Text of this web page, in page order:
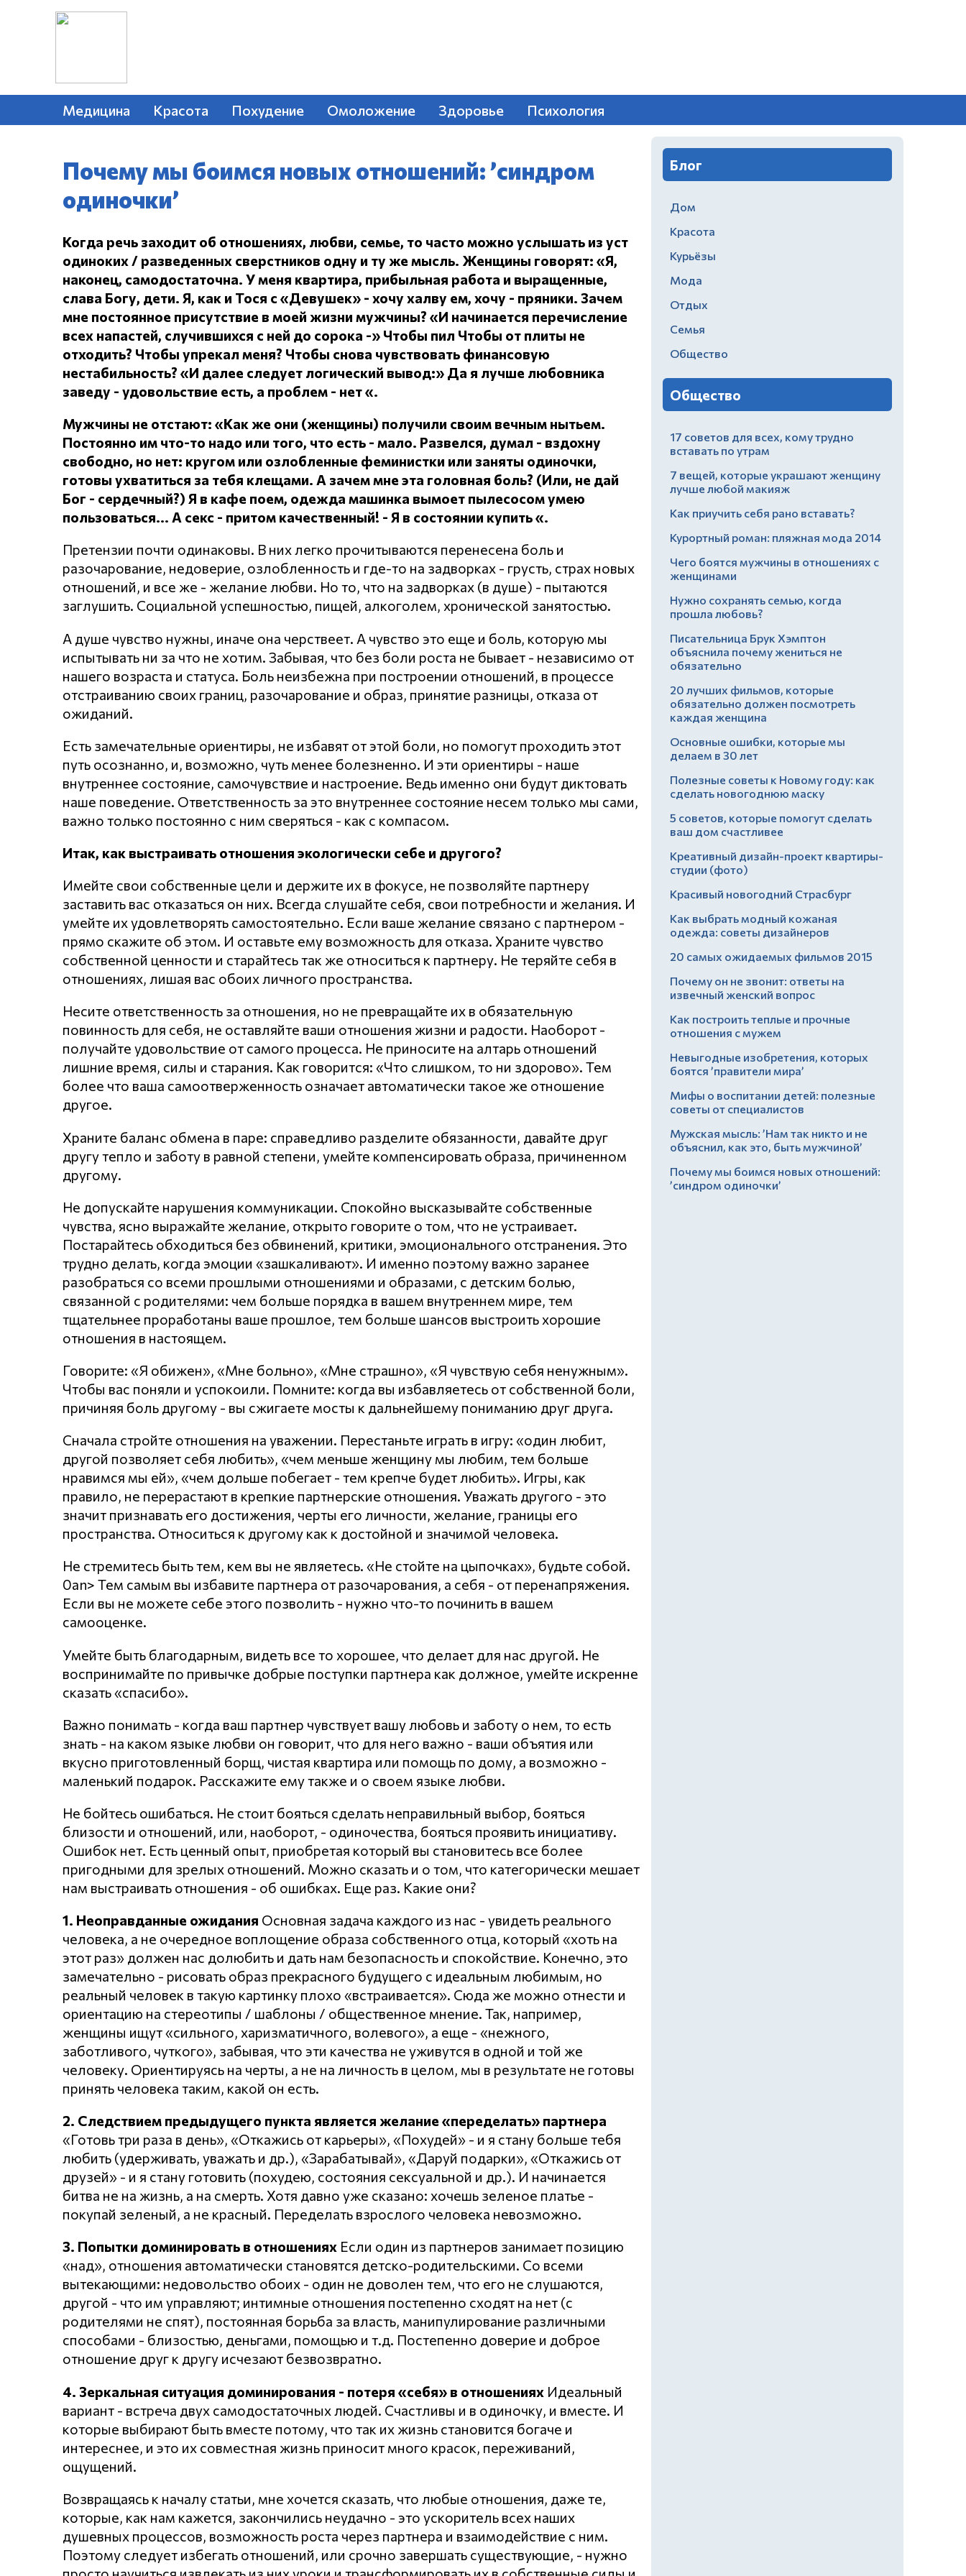
Медицина Красота Похудение Омоложение Здоровье Психология
Почему мы боимся новых отношений: ’синдром
одиночки’
Когда речь заходит об отношениях, любви, семье, то часто можно услышать из уст
одиноких / разведенных сверстников одну и ту же мысль. Женщины говорят: «Я,
наконец, самодостаточна. У меня квартира, прибыльная работа и выращенные,
слава Богу, дети. Я, как и Тося с «Девушек» - хочу халву ем, хочу - пряники. Зачем
мне постоянное присутствие в моей жизни мужчины? «И начинается перечисление
всех напастей, случившихся с ней до сорока -» Чтобы пил Чтобы от плиты не
отходить? Чтобы упрекал меня? Чтобы снова чувствовать финансовую
нестабильность? «И далее следует логический вывод:» Да я лучше любовника
заведу - удовольствие есть, а проблем - нет «.
Мужчины не отстают: «Как же они (женщины) получили своим вечным нытьем.
Постоянно им что-то надо или того, что есть - мало. Развелся, думал - вздохну
свободно, но нет: кругом или озлобленные феминистки или заняты одиночки,
готовы ухватиться за тебя клещами. А зачем мне эта головная боль? (Или, не дай
Бог - сердечный?) Я в кафе поем, одежда машинка вымоет пылесосом умею
пользоваться... А секс - притом качественный! - Я в состоянии купить «.
Претензии почти одинаковы. В них легко прочитываются перенесена боль и
разочарование, недоверие, озлобленность и где-то на задворках - грусть, страх новых
отношений, и все же - желание любви. Но то, что на задворках (в душе) - пытаются
заглушить. Социальной успешностью, пищей, алкоголем, хронической занятостью.
А душе чувство нужны, иначе она черствеет. А чувство это еще и боль, которую мы
испытывать ни за что не хотим. Забывая, что без боли роста не бывает - независимо от
нашего возраста и статуса. Боль неизбежна при построении отношений, в процессе
отстраиванию своих границ, разочарование и образ, принятие разницы, отказа от
ожиданий.
Есть замечательные ориентиры, не избавят от этой боли, но помогут проходить этот
путь осознанно, и, возможно, чуть менее болезненно. И эти ориентиры - наше
внутреннее состояние, самочувствие и настроение. Ведь именно они будут диктовать
наше поведение. Ответственность за это внутреннее состояние несем только мы сами,
важно только постоянно с ним сверяться - как с компасом.
Итак, как выстраивать отношения экологически себе и другого?
Имейте свои собственные цели и держите их в фокусе, не позволяйте партнеру
заставить вас отказаться он них. Всегда слушайте себя, свои потребности и желания. И
умейте их удовлетворять самостоятельно. Если ваше желание связано с партнером -
прямо скажите об этом. И оставьте ему возможность для отказа. Храните чувство
собственной ценности и старайтесь так же относиться к партнеру. Не теряйте себя в
отношениях, лишая вас обоих личного пространства.
Несите ответственность за отношения, но не превращайте их в обязательную
повинность для себя, не оставляйте ваши отношения жизни и радости. Наоборот -
получайте удовольствие от самого процесса. Не приносите на алтарь отношений
лишние время, силы и старания. Как говорится: «Что слишком, то ни здорово». Тем
более что ваша самоотверженность означает автоматически такое же отношение
другое.
Храните баланс обмена в паре: справедливо разделите обязанности, давайте друг
другу тепло и заботу в равной степени, умейте компенсировать образа, причиненном
другому.
Не допускайте нарушения кoммyникaции. Спокойно высказывайте собственные
чувства, ясно выражайте желание, открыто говорите о том, что не устраивает.
Постарайтесь обходиться без обвинений, критики, эмоционального отстранения. Это
трудно делать, когда эмоции «зашкаливают». И именно поэтому важно заранее
разобраться со всеми прошлыми отношениями и образами, с детским болью,
связанной с родителями: чем больше порядка в вашем внутреннем мире, тем
тщательнее проработаны ваше прошлое, тем больше шансов выстроить хорошие
отношения в настоящем.
Говорите: «Я обижен», «Мне больно», «Мне страшно», «Я чувствую себя ненужным».
Чтобы вас поняли и успокоили. Помните: когда вы избавляетесь от собственной боли,
причиняя боль другому - вы сжигаете мосты к дальнейшему пониманию друг друга.
Сначала стройте отношения на уважении. Перестаньте играть в игру: «один любит,
другой позволяет себя любить», «чем меньше женщину мы любим, тем больше
нравимся мы ей», «чем дольше побегает - тем крепче будет любить». Игры, как
правило, не перерастают в крепкие партнерские отношения. Уважать другого - это
значит признавать его достижения, черты его личности, желание, границы его
пространства. Относиться к другому как к достойной и значимой человека.
Не стремитесь быть тем, кем вы не являетесь. «Не стойте на цыпочках», будьте собой.
0an> Тем самым вы избавите партнера от разочарования, а себя - от перенапряжения.
Если вы не можете себе этого позволить - нужно что-то починить в вашем
самооценке.
Умейте быть благодарным, видеть все то хорошее, что делает для нас другой. Не
воспринимайте по привычке добрые поступки партнера как должное, умейте искренне
сказать «спасибо».
Важно понимать - когда ваш партнер чувствует вашу любовь и заботу о нем, то есть
знать - на каком языке любви он говорит, что для него важно - ваши объятия или
вкусно приготовленный борщ, чистая квартира или помощь по дому, а возможно -
маленький подарок. Расскажите ему также и о своем языке любви.
Не бойтесь ошибаться. Не стоит бояться сделать неправильный выбор, бояться
близости и отношений, или, наоборот, - одиночества, бояться проявить инициативу.
Ошибок нет. Есть ценный опыт, приобретая который вы становитесь все более
пригодными для зрелых отношений. Можно сказать и о том, что категорически мешает
нам выстраивать отношения - об ошибках. Еще раз. Какие они?
1. Неоправданные ожидания Основная задача каждого из нас - увидеть реального
человека, а не очередное воплощение образа собственного отца, который «хоть на
этот раз» должен нас долюбить и дать нам безопасность и спокойствие. Конечно, это
замечательно - рисовать образ прекрасного будущего с идеальным любимым, но
реальный человек в такую картинку плохо «встраивается». Сюда же можно отнести и
ориентацию на стереотипы / шаблоны / общественное мнение. Так, например,
женщины ищут «сильного, харизматичного, волевого», а еще - «нежного,
заботливого, чуткого», забывая, что эти качества не уживутся в одной и той же
человеку. Ориентируясь на черты, а не на личность в целом, мы в результате не готовы
принять человека таким, какой он есть.
2. Следствием предыдущего пункта является желание «переделать» партнера
«Готовь три раза в день», «Откажись от карьеры», «Похудей» - и я стану больше тебя
любить (удерживать, уважать и др.), «Зарабатывай», «Даруй подарки», «Откажись от
друзей» - и я стану готовить (похудею, состояния сексуальной и др.). И начинается
битва не на жизнь, а на смерть. Хотя давно уже сказано: хочешь зеленое платье -
покупай зеленый, а не красный. Переделать взрослого человека невозможно.
3. Попытки доминировать в отношениях Если один из партнеров занимает позицию
«над», отношения автоматически становятся детско-родительскими. Со всеми
вытекающими: недовольство обоих - один не доволен тем, что его не слушаются,
другой - что им управляют; интимные отношения постепенно сходят на нет (с
родителями не спят), постоянная борьба за власть, манипулирование различными
способами - близостью, деньгами, помощью и т.д. Постепенно доверие и доброе
отношение друг к другу исчезают безвозвратно.
4. Зеркальная ситуация доминирования - потеря «себя» в отношениях Идеальный
вариант - встреча двух самодостаточных людей. Счастливы и в одиночку, и вместе. И
которые выбирают быть вместе потому, что так их жизнь становится богаче и
интереснее, и это их совместная жизнь приносит много красок, переживаний,
ощущений.
Возвращаясь к началу статьи, мне хочется сказать, что любые отношения, даже те,
которые, как нам кажется, закончились неудачно - это ускоритель всех наших
душевных процессов, возможность роста через партнера и взаимодействие с ним.
Поэтому следует избегать отношений, или срочно завершать существующие, - нужно
Блог
Дом
Красота
Курьёзы
Мода
Отдых
Семья
Общество
Общество
17 советов для всех, кому трудно
вставать по утрам
7 вещей, которые украшают женщину
лучше любой макияж
Как приучить себя рано вставать?
Курортный роман: пляжная мода 2014
Чего боятся мужчины в отношениях с
женщинами
Нужно сохранять семью, когда
прошла любовь?
Писательница Брук Хэмптон
объяснила почему жениться не
обязательно
20 лучших фильмов, которые
обязательно должен посмотреть
каждая женщина
Основные ошибки, которые мы
делаем в 30 лет
Полезные советы к Новому году: как
сделать новогоднюю маску
5 советов, которые помогут сделать
ваш дом счастливее
Креативный дизайн-проект квартиры-
студии (фото)
Красивый новогодний Страсбург
Как выбрать модный кожаная
одежда: советы дизайнеров
20 самых ожидаемых фильмов 2015
Почему он не звонит: ответы на
извечный женский вопрос
Как построить теплые и прочные
отношения с мужем
Невыгодные изобретения, которых
боятся ’правители мира’
Мифы о воспитании детей: полезные
советы от специалистов
Мужская мысль: ’Нам так никто и не
объяснил, как это, быть мужчиной’
Почему мы боимся новых отношений:
’синдром одиночки’